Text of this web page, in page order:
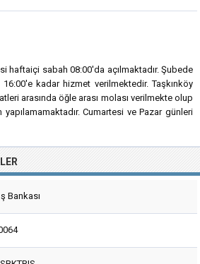
haftaiçi sabah 08:00'da açılmaktadır. Şubede
kadar hizmet verilmektedir. Taşkınköy
arasında öğle arası molası verilmekte olup
Cumartesi ve Pazar günleri
Bankası